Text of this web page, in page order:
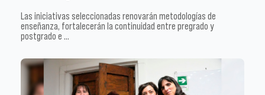
Las iniciativas seleccionadas renovarán metodologías de
enseñanza, fortalecerán la continuidad entre pregrado y
postgrado e …